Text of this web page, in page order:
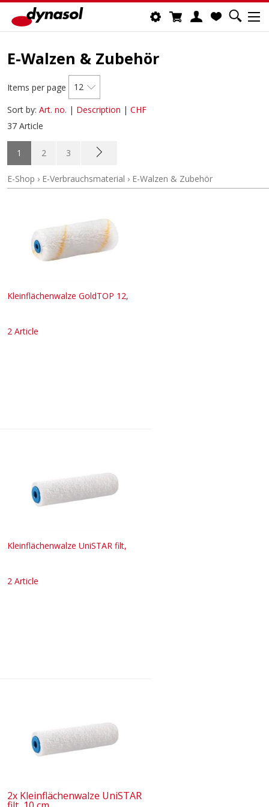
E-Walzen & Zubehör
Items per page
12
Sort by: Art. no. | Description | CHF
37 Article
1 2 3
E-Shop › E-Verbrauchsmaterial › E-Walzen & Zubehör
Kleinflächenwalze GoldTOP 12,
2 Article
Kleinflächenwalze UniSTAR filt,
2 Article
2x Kleinflächenwalze UniSTAR